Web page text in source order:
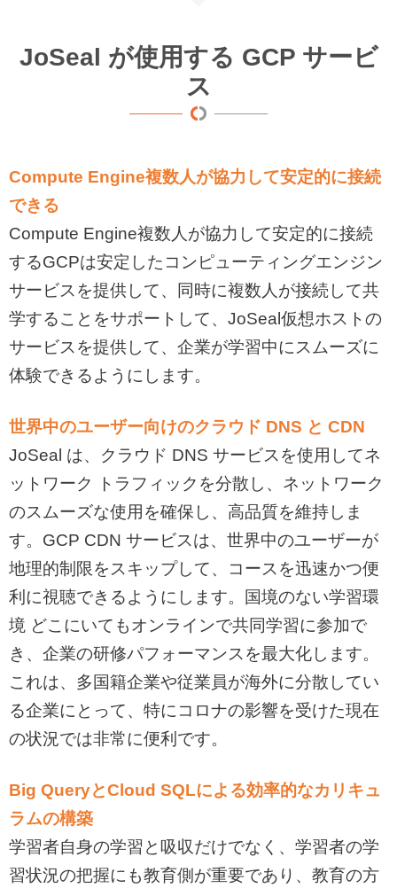
JoSeal が使用する GCP サービ
ス
Compute Engine複数人が協力して安定的に接続
できる
Compute Engine複数人が協力して安定的に接続
するGCPは安定したコンピューティングエンジン
サービスを提供して、同時に複数人が接続して共
学することをサポートして、 JoSeal 仮想ホストの
サービスを提供して、企業が学習中にスムーズに
体験できるようにします。
世界中のユーザー向けのクラウド DNS と CDN
JoSeal は、クラウド DNS サービスを使用してネ
ットワーク トラフィックを分散し、ネットワーク
のスムーズな使用を確保し、高品質を維持しま
す。 GCP CDN サービスは、世界中のユーザーが
地理的制限をスキップして、コースを迅速かつ便
利に視聴できるようにします。国境のない学習環
境 どこにいてもオンラインで共同学習に参加で
き、企業の研修パフォーマンスを最大化します。
これは、多国籍企業や従業員が海外に分散してい
る企業にとって、特にコロナの影響を受けた現在
の状況では非常に便利です。
Big QueryとCloud SQLによる効率的なカリキュ
ラムの構築
学習者自身の学習と吸収だけでなく、学習者の学
習状況の把握にも教育側が重要であり、教育の方